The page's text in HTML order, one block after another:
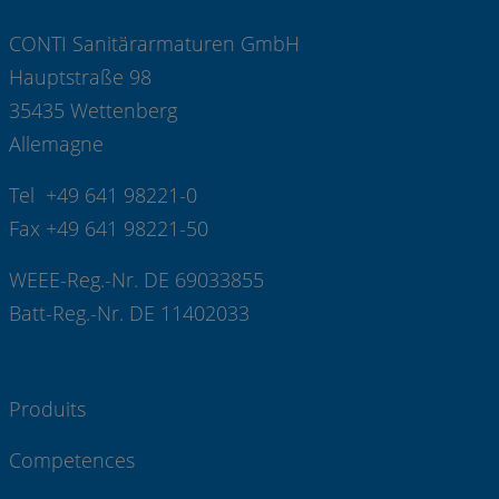
CONTI Sanitärarmaturen GmbH
Hauptstraße 98
35435 Wettenberg
Allemagne
Tel +49 641 98221-0
Fax +49 641 98221-50
WEEE-Reg.-Nr. DE 69033855
Batt-Reg.-Nr. DE 11402033
Produits
Competences